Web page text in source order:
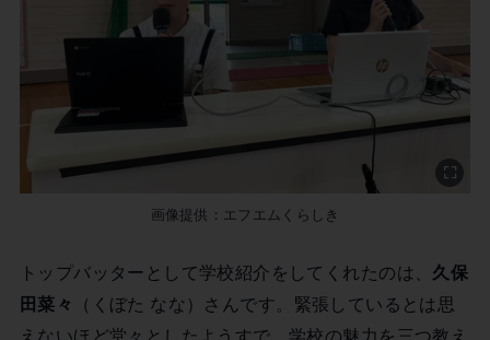
画像提供：エフエムくらしき
トップバッターとして学校紹介をしてくれたのは、 久保
田菜々
（くぼた なな）さんです。緊張しているとは思
えないほど堂々としたようすで、学校の魅力を三つ教え